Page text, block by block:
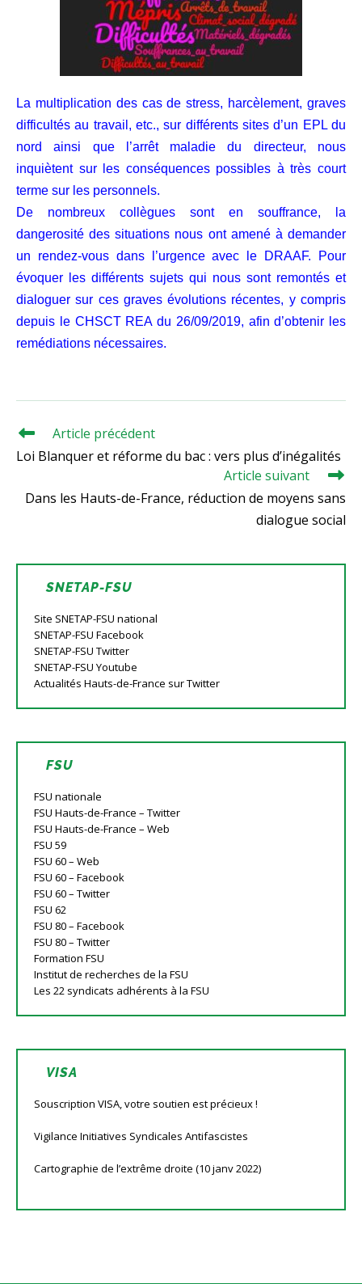
La multiplication des cas de stress, harcèlement, graves
difficultés au travail, etc., sur différents sites d’un EPL du
nord ainsi que l’arrêt maladie du directeur, nous
inquiètent sur les conséquences possibles à très court
terme sur les personnels.
De nombreux collègues sont en souffrance, la
dangerosité des situations nous ont amené à demander
un rendez-vous dans l’urgence avec le DRAAF. Pour
évoquer les différents sujets qui nous sont remontés et
dialoguer sur ces graves évolutions récentes, y compris
depuis le CHSCT REA du 26/09/2019, afin d’obtenir les
remédiations nécessaires.
Read
articles
Article précédent
Loi Blanquer et réforme du bac : vers plus d’inégalités
Article suivant
Dans les Hauts-de-France, réduction de moyens sans
dialogue social
SNETAP-FSU
Site SNETAP-FSU national
SNETAP-FSU Facebook
SNETAP-FSU Twitter
SNETAP-FSU Youtube
Actualités Hauts-de-France sur Twitter
FSU
FSU nationale
FSU Hauts-de-France – Twitter
FSU Hauts-de-France – Web
FSU 59
FSU 60 – Web
FSU 60 – Facebook
FSU 60 – Twitter
FSU 62
FSU 80 – Facebook
FSU 80 – Twitter
Formation FSU
Institut de recherches de la FSU
Les 22 syndicats adhérents à la FSU
VISA
Souscription VISA, votre soutien est précieux !
Vigilance Initiatives Syndicales Antifascistes
Cartographie de l’extrême droite (10 janv 2022)